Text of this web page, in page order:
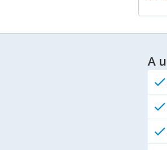
A
check
check
check